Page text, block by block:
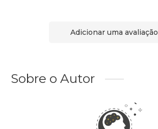
Adicionar uma avaliação
Sobre o Autor